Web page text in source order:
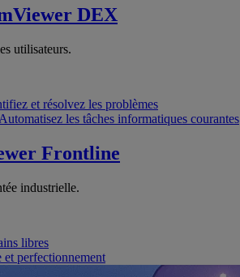
DEX
utilisateurs.
et résolvez les problèmes
Automatisez les tâches informatiques courantes
Frontline
industrielle.
libres
perfectionnement